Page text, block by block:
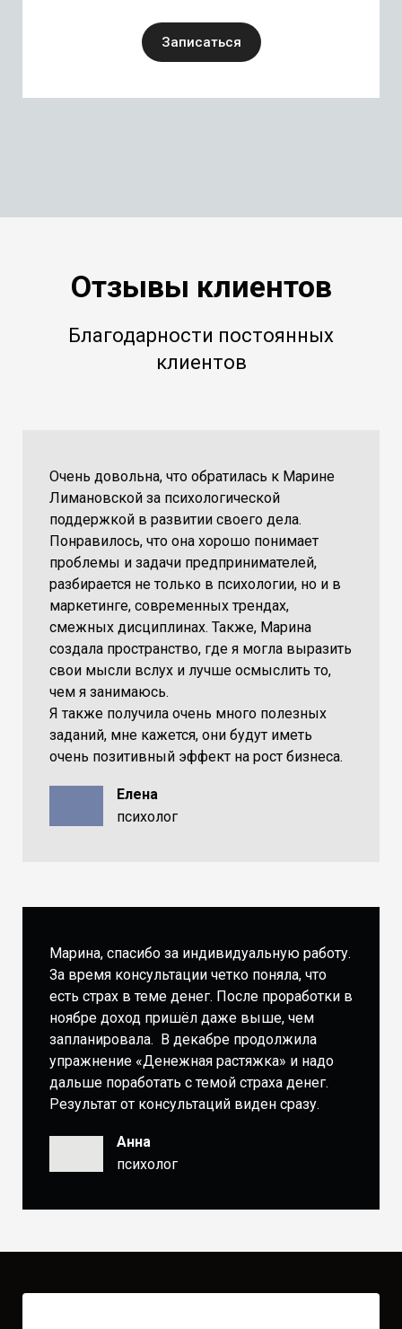
Записаться
Отзывы клиентов
Благодарности постоянных
клиентов
Очень довольна, что обратилась к Марине
Лимановской за психологической
поддержкой в развитии своего дела.
Понравилось, что она хорошо понимает
проблемы и задачи предпринимателей,
разбирается не только в психологии, но и в
маркетинге, современных трендах,
смежных дисциплинах. Также, Марина
создала пространство, где я могла выразить
свои мысли вслух и лучше осмыслить то,
чем я занимаюсь.
Я также получила очень много полезных
заданий, мне кажется, они будут иметь
очень позитивный эффект на рост бизнеса.
Елена
психолог
Марина, спасибо за индивидуальную работу.
За время консультации четко поняла, что
есть страх в теме денег. После проработки в
ноябре доход пришёл даже выше, чем
запланировала. В декабре продолжила
упражнение «Денежная растяжка» и надо
дальше поработать с темой страха денег.
Результат от консультаций виден сразу.
Анна
психолог